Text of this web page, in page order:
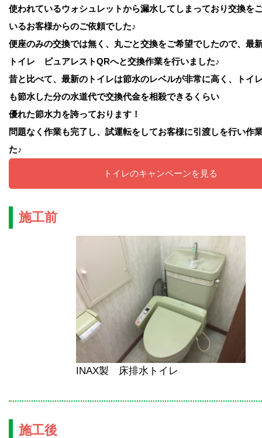
使われているウォシュレットから漏水してしまっており交換を
いるお客様からのご依頼でした♪
便座のみの交換では無く、丸ごと交換をご希望でしたので、最
トイレ ピュアレストQRへと交換作業を行いました♪
昔と比べて、最新のトイレは節水のレベルが非常に高く、トイ
も節水した分の水道代で交換代金を相殺できるくらい
優れた節水力を誇っております！
問題なく作業も完了し、試運転をしてお客様に引渡しを行い作
た♪
トイレのキャンペーンを見る
施工前
INAX製 床排水トイレ
施工後